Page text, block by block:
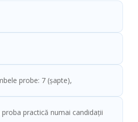
probe: 7 (şapte),
practică numai candidaţii